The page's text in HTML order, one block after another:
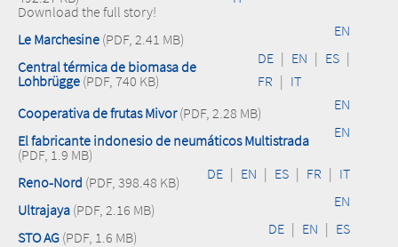
Download the full story!
Le Marchesine (PDF, 2.41 MB) EN
Central térmica de biomasa de
Lohbrügge (PDF, 740 KB)
DE | EN | ES |
FR | IT
Cooperativa de frutas Mivor(PDF, 2.28 MB) EN
El fabricante indonesio de neumáticos Multistrada
(PDF, 1.9 MB)
EN
Reno-Nord (PDF, 398.48 KB) DE | EN | ES | FR | IT
Ultrajaya (PDF, 2.16 MB) EN
STO AG (PDF, 1.6 MB) DE | EN | ES